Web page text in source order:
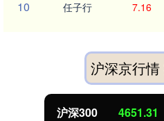
10 任子行 7.16
沪深京行
沪深300 4651.31